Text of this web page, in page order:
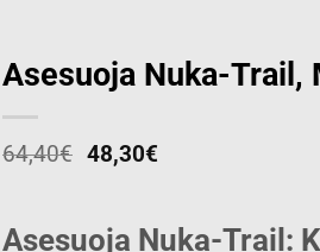
Asesuoja Nuka-Trail,
64,40€ 48,30€
Asesuoja Nuka-Trail: